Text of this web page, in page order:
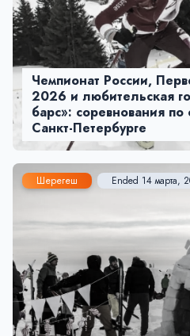
Чемпионат России,
2026 и любительская
барс»: соревнования по
Санкт-Петербурге
Шерегеш Ended 14 марта,